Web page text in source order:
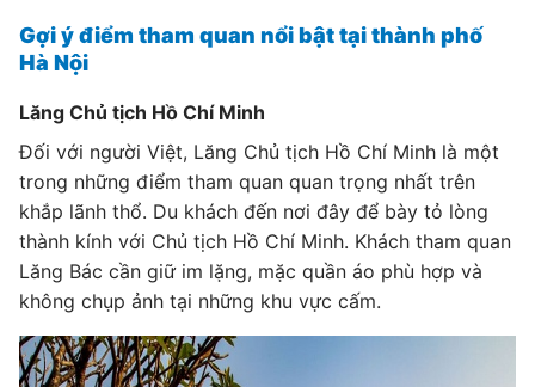
Gợi ý điểm tham quan nổi bật tại thành phố
Hà Nội
Lăng Chủ tịch Hồ Chí Minh
Đối với người Việt, Lăng Chủ tịch Hồ Chí Minh là một
trong những điểm tham quan quan trọng nhất trên
khắp lãnh thổ. Du khách đến nơi đây để bày tỏ lòng
thành kính với Chủ tịch Hồ Chí Minh. Khách tham quan
Lăng Bác cần giữ im lặng, mặc quần áo phù hợp và
không chụp ảnh tại những khu vực cấm.